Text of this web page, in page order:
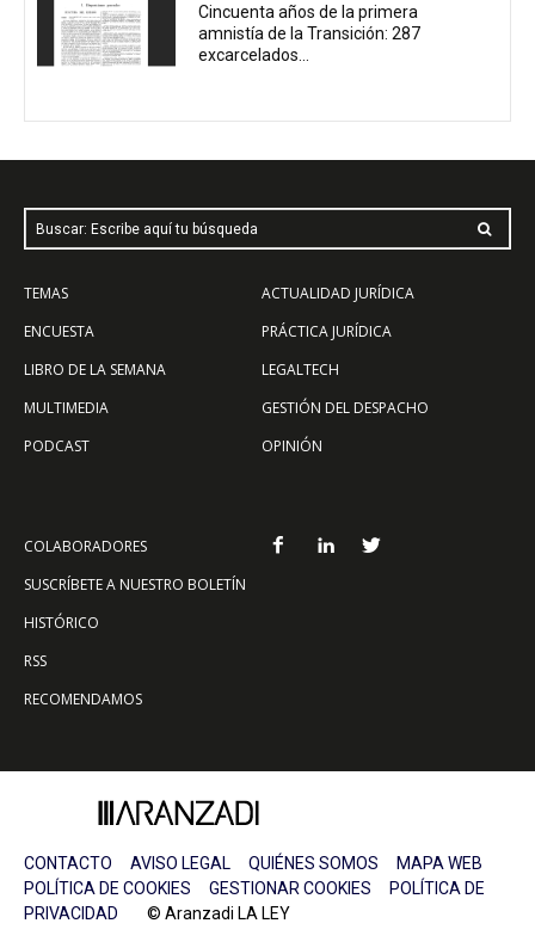
Cincuenta años de la primera
amnistía de la Transición: 287
excarcelados...
Buscar: Escribe aquí tu búsqueda
TEMAS
ENCUESTA
LIBRO DE LA SEMANA
MULTIMEDIA
PODCAST
ACTUALIDAD JURÍDICA
PRÁCTICA JURÍDICA
LEGALTECH
GESTIÓN DEL DESPACHO
OPINIÓN
COLABORADORES
SUSCRÍBETE A NUESTRO BOLETÍN
HISTÓRICO
RSS
RECOMENDAMOS
CONTACTO AVISO LEGAL QUIÉNES SOMOS
MAPA WEB
POLÍTICA DE COOKIES
GESTIONAR COOKIES
POLÍTICA DE
PRIVACIDAD © Aranzadi LA LEY